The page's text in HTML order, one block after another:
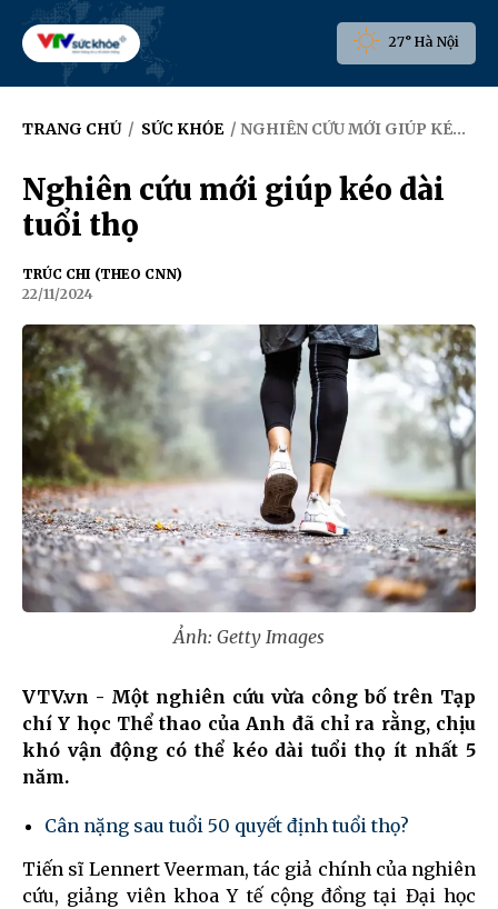
27° Hà Nội
TRANG CHỦ / SỨC KHỎE / NGHIÊN CỨU MỚI GIÚP KÉO DÀI TUỔI THỌ
Nghiên cứu mới giúp kéo dài
tuổi thọ
TRÚC CHI (THEO CNN)
22/11/2024
Ảnh: Getty Images
VTV.vn - Một nghiên cứu vừa công bố trên Tạp
chí Y học Thể thao của Anh đã chỉ ra rằng, chịu
khó vận động có thể kéo dài tuổi thọ ít nhất 5
năm.
Cân nặng sau tuổi 50 quyết định tuổi thọ?
Tiến sĩ Lennert Veerman, tác giả chính của nghiên
cứu, giảng viên khoa Y tế cộng đồng tại Đại học